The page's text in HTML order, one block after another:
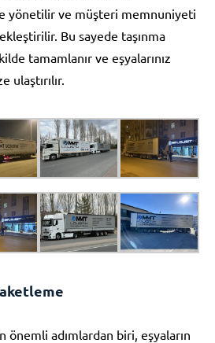
yönetilir ve müşteri memnuniyeti
Bu sayede taşınma
tamamlanır ve eşyalarınız
ulaştırılır.
önemli adımlardan biri, eşyaların